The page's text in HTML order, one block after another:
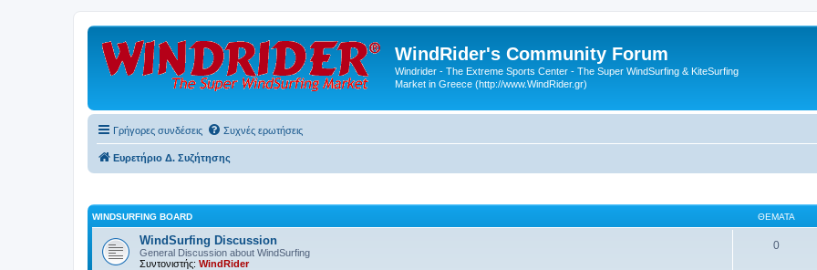
WindRider's Community Forum
Windrider - The Extreme Sports Center - The Super WindSurfing & KiteSurfing
Market in Greece (http://www.WindRider.gr)
Γρήγορες συνδέσεις Συχνές ερωτήσεις
Ευρετήριο Δ. Συζήτησης
WINDSURFING BOARD ΘΈΜΑΤΑ
WindSurfing Discussion
General Discussion about WindSurfing
Συντονιστής: WindRider
0